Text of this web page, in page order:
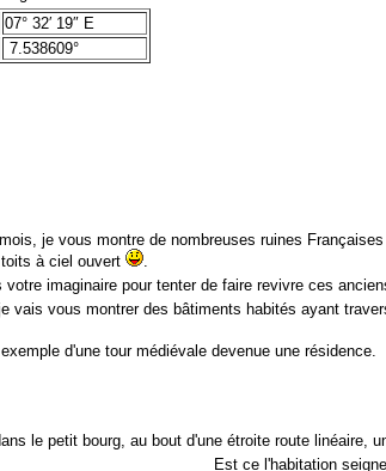
07° 32′ 19″ E
7.538609°
je vous montre de nombreuses ruines
à ciel ouvert
imaginaire pour tenter de faire revivre ces
vais vous montrer des bâtiments habités ayant
d'une tour médiévale devenue une résidence.
le petit bourg, au bout d'une étroite route linéaire,
Est ce l'habitation